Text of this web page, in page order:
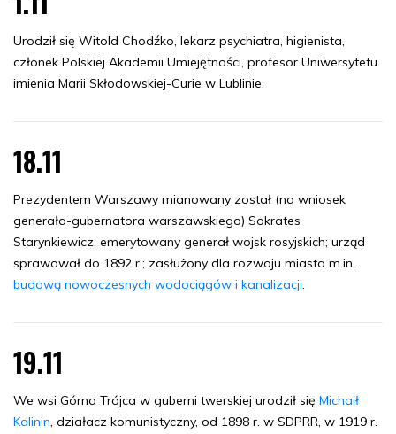
Urodził się Witold Chodźko, lekarz psychiatra, higienista,
członek Polskiej Akademii Umiejętności, profesor Uniwersytetu
imienia Marii Skłodowskiej-Curie w Lublinie.
18.11
Prezydentem Warszawy mianowany został (na wniosek
generała-gubernatora warszawskiego) Sokrates
Starynkiewicz, emerytowany generał wojsk rosyjskich; urząd
sprawował do 1892 r.; zasłużony dla rozwoju miasta m.in.
budową nowoczesnych wodociągów i kanalizacji.
19.11
We wsi Górna Trójca w guberni twerskiej urodził się Michaił
Kalinin, działacz komunistyczny, od 1898 r. w SDPRR, w 1919 r.